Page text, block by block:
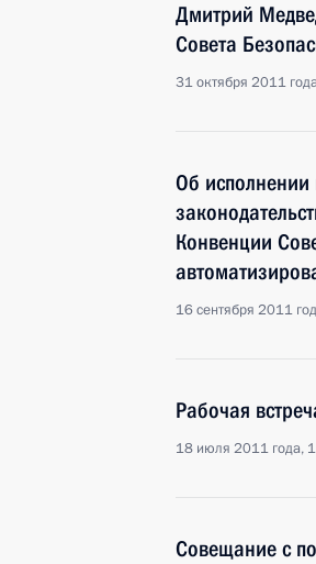
Дмитрий
Совета
31 октября 2011
Об исполнении
Конвенции
16 сентября 2011
Рабочая
18 июля 2011 года,
Совещание с